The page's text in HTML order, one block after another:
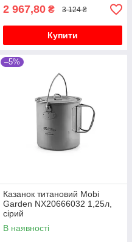
2 967,80 ₴ 3 124 ₴
Купити
–5%
Казанок титановий Mobi
Garden NX20666032 1,25л,
сірий
В наявності